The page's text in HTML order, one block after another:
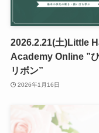
2026.2.21(土)Little
Academy Online ”ひ
リボン”
2026年1月16日